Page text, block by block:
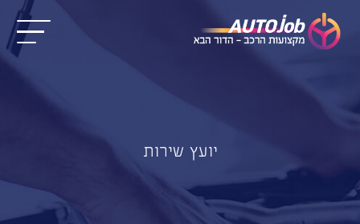
יועץ שירות